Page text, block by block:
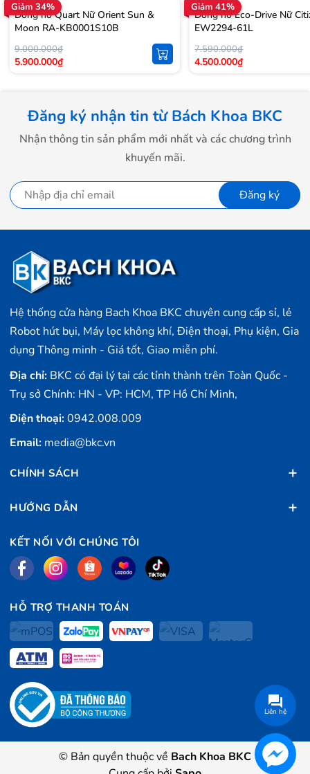
Giảm 34%
Đồng hồ Quart Nữ Orient Sun &
Moon RA-KB0001S10B
9.000.000₫
5.900.000₫
Giảm 41%
Đồng hồ Eco-Drive Nữ
EW2294-61L
7.590.000₫
4.500.000₫
Đăng ký nhận tin từ Bách Khoa BKC
Nhận thông tin sản phẩm mới nhất và các chương trình
khuyến mãi.
Đăng ký
Hệ thống cửa hàng Bach Khoa BKC chuyên cung cấp sỉ, lẻ
Robot hút bụi, Máy lọc không khí, Điện thoại, Phụ kiện, Gia
dụng Thông minh - Giá tốt, Giao miễn phí.
Địa chỉ: BKC có đại lý tại các tỉnh thành trên Toàn Quốc -
Trụ sở Chính: HN - VP: HCM, TP Hồ Chí Minh,
Điện thoại:0942.008.009
Email: media@bkc.vn
CHÍNH SÁCH
HƯỚNG DẪN
KẾT NỐI VỚI CHÚNG TÔI
HỖ TRỢ THANH TOÁN
© Bản quyền thuộc về Bach Khoa BKC
Liên hệ